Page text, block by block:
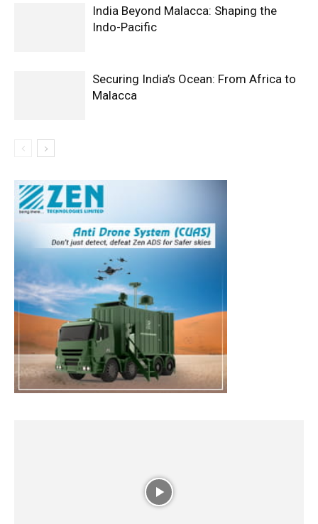
India Beyond Malacca: Shaping the
Indo-Pacific
Securing India’s Ocean: From Africa to
Malacca